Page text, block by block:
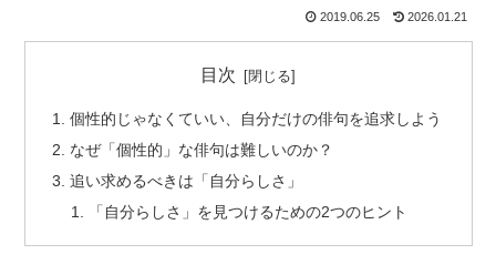
2019.06.25 2026.01.21
目次
個性的じゃなくていい、自分だけの俳句を追求しよう
なぜ「個性的」な俳句は難しいのか？
追い求めるべきは「自分らしさ」
「自分らしさ」を見つけるための2つのヒント